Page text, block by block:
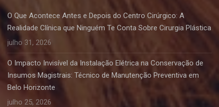
O Que Acontece Antes e Depois do Centro Cirúrgico: A
Realidade Clínica que Ninguém Te Conta Sobre Cirurgia Plástica
julho 31, 2026
O Impacto Invisível da Instalação Elétrica na Conservação de
Insumos Magistrais: Técnico de Manutenção Preventiva em
Belo Horizonte
julho 25, 2026